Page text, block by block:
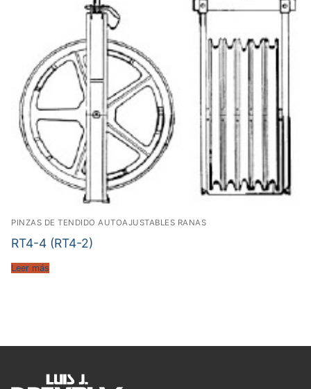
PINZAS DE TENDIDO AUTOAJUSTABLES RANAS
RT4-4 (RT4-2)
Leer más